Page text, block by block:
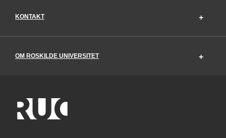
KONTAKT
OM ROSKILDE UNIVERSITET